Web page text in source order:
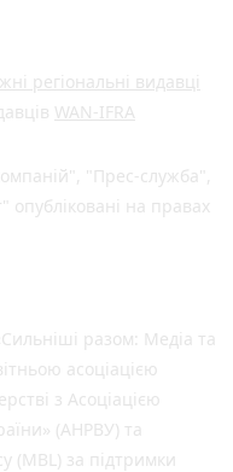
регіональні видавці
WAN-IFRA
"Прес-служба",
на правах
разом: Медіа та
асоціацією
з Асоціацією
(АНРВУ) та
(MBL) за підтримки